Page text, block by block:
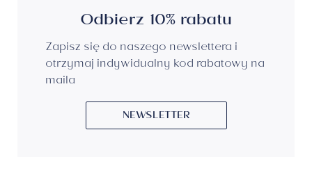
Odbierz 10% rabatu
Zapisz się do naszego newslettera i
otrzymaj indywidualny kod rabatowy na
maila
NEWSLETTER